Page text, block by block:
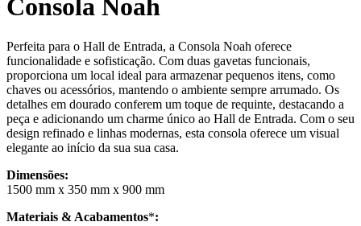
Consola Noah
Perfeita para o Hall de Entrada, a Consola Noah oferece
funcionalidade e sofisticação. Com duas gavetas funcionais,
proporciona um local ideal para armazenar pequenos itens, como
chaves ou acessórios, mantendo o ambiente sempre arrumado. Os
detalhes em dourado conferem um toque de requinte, destacando a
peça e adicionando um charme único ao Hall de Entrada. Com o seu
design refinado e linhas modernas, esta consola oferece um visual
elegante ao início da sua sua casa.
Dimensões:
1500 mm x 350 mm x 900 mm
Materiais & Acabamentos*: